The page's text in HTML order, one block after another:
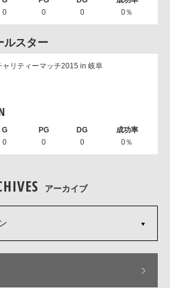
0 0 0 0％
ルスター
ャリティーマッチ2015 in 岐阜
0 0 0 0％
アーカイブ